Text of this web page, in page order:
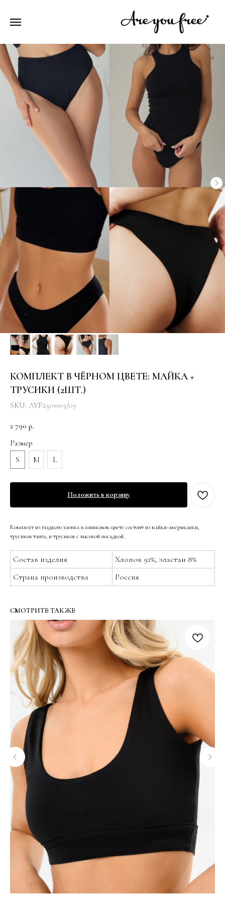
КОМПЛЕКТ В ЧЁРНОМ ЦВЕТЕ: МАЙКА +
ТРУСИКИ (2ШТ.)
SKU: AYF250005/03
2 790 р.
Размер
S
M L
Положить в корзину
Комплект из гладкого хлопка в оливковом цвете состоит из майки-американки,
трусиков танга, и трусиков с высокой посадкой.
Состав изделия
Хлопок 92%, эластан 8%
Страна производства
Россия
СМОТРИТЕ ТАКЖЕ